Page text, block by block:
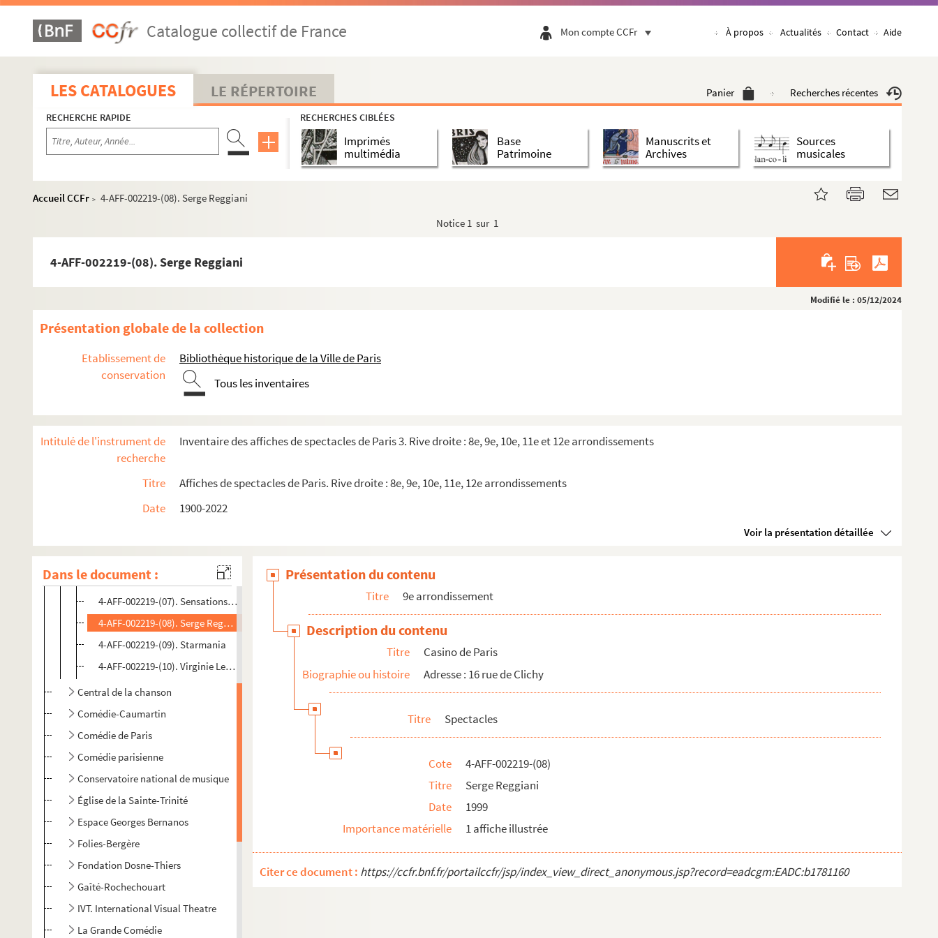
Catalogue collectif de France Mon compte CCFr À propos Actualités Contact Aide
LES CATALOGUES LE RÉPERTOIRE Panier Recherches récentes
RECHERCHE RAPIDE RECHERCHES CIBLÉES
Imprimés
multimédia
Base
Patrimoine
Manuscrits et
Archives
Sources
musicales
Accueil CCFr > 4-AFF-002219-(08). Serge Reggiani
Notice 1 sur 1
4-AFF-002219-(08). Serge Reggiani
Modifié le : 05/12/2024
Présentation globale de la collection
Etablissement de
conservation
Bibliothèque historique de la Ville de Paris
Tous les inventaires
Intitulé de l'instrument de
recherche
Inventaire des affiches de spectacles de Paris 3. Rive droite : 8e, 9e, 10e, 11e et 12e arrondissements
Titre
Affiches de spectacles de Paris. Rive droite : 8e, 9e, 10e, 11e, 12e arrondissements
Date
1900-2022
Voir la présentation détaillée
Dans le document :
8e arrondissement
9e arrondissement
Casino de Paris
Spectacles
4-AFF-002219-(11). Bill Deraime
4-AFF-002219-(02). Exciting Paris
4-AFF-002219-(03). Lacouture
4-AFF-002219-(13). Manu Dibango & Soul Makossa Gang. Wakafrika
4-AFF-002219-(05). Pierre Perret
4-AFF-002219-(06). Popeck
4-AFF-002219-(07). Sensations. Super revue à grand spectacle
4-AFF-002219-(08). Serge Reggiani
4-AFF-002219-(09). Starmania
4-AFF-002219-(10). Virginie Lemoine et Laurent Gerra
Central de la chanson
Comédie-Caumartin
Comédie de Paris
Comédie parisienne
Conservatoire national de musique
Église de la Sainte-Trinité
Espace Georges Bernanos
Folies-Bergère
Fondation Dosne-Thiers
Gaîté-Rochechouart
IVT. International Visual Theatre
La Grande Comédie
Présentation du contenu
Titre 9e arrondissement
Description du contenu
Titre
Casino de Paris
Biographie ou histoire
Adresse : 16 rue de Clichy
Titre Spectacles
Cote
4-AFF-002219-(08)
Titre
Serge Reggiani
Date
1999
Importance matérielle
1 affiche illustrée
Citer ce document : https://ccfr.bnf.fr/portailccfr/jsp/index_view_direct_anonymous.jsp?record=eadcgm:EADC:b1781160